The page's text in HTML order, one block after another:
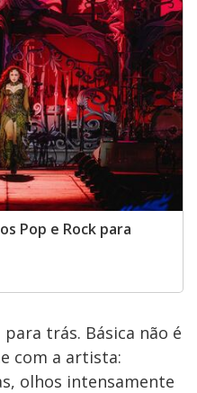
Pop e Rock para
trás. Básica não é
com a artista:
olhos intensamente